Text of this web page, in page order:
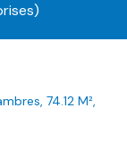
74.12 M²,